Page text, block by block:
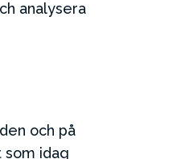
analysera
och på
som idag